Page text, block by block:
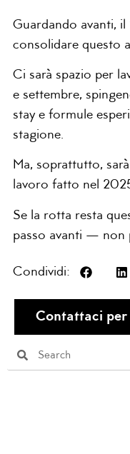
Guardando avanti, il
consolidare questo
Ci sarà spazio per
e settembre,
stay e formule
stagione.
Ma, soprattutto,
lavoro fatto nel
Se la rotta resta
passo avanti — non
Condividi:
Contattaci